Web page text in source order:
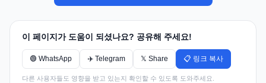
이 페이지가 도움이 되셨나요? 공유해 주세요!
🟢 WhatsApp ✈️ Telegram 𝕏 Share 📋 링크 복사
다른 사용자들도 영향을 받고 있는지 확인할 수 있도록 도와주세요.